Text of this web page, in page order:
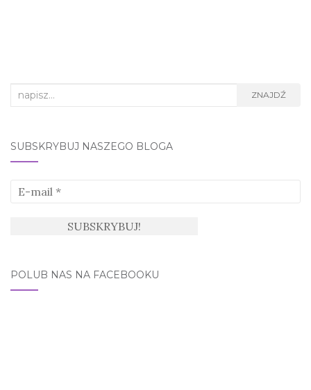
Search
ZNAJDŹ
SUBSKRYBUJ NASZEGO BLOGA
POLUB NAS NA FACEBOOKU